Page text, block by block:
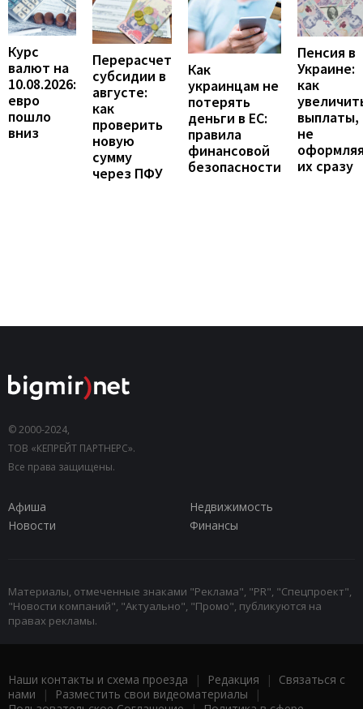
Курс
валют на
10.08.2026:
евро
пошло
вниз
Перерасчет
субсидии в
августе:
как
проверить
новую
сумму
через ПФУ
Как
украинцам не
потерять
деньги в ЕС:
правила
финансовой
безопасности
Пенсия в
Украине:
как
выплаты,
не
их сразу
© 2000-2024,
ТОВ «КЕПРЕЙТ ПАРТНЕРС».
Все права защищены.
Афиша
Недвижимость
Новости
Финансы
Материалы, отмеченные знаками "Реклама", "PR", "Спецпроект",
"Новости компаний", "Актуально", "Промо", публикуются на
правах рекламы.
Наши контакты и схема проезда | Редакция | Связаться с
нами | Разместить свои видеоматериалы |